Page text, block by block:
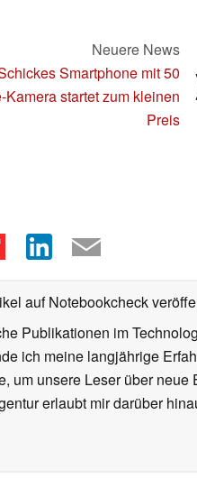
Neuere News
Smartphone mit 50
Kamera startet zum kleinen
Preis
auf Notebookcheck
Publikationen im
ich meine langjährige
um unsere Leser über
erlaubt mir darüber